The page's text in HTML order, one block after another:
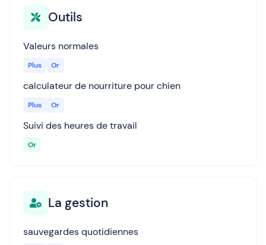
Outils
Valeurs normales
Plus Or
calculateur de nourriture pour chien
Plus Or
Suivi des heures de travail
Or
La gestion
sauvegardes quotidiennes